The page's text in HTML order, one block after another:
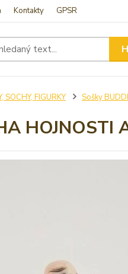
Kontakty GPSR
SOCHY, FIGURKY Sošky
HOJNOSTI